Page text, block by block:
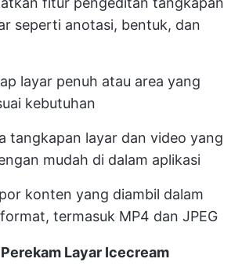
seperti anotasi, bentuk, dan
layar penuh atau area yang
kebutuhan
tangkapan layar dan video yang
mudah di dalam aplikasi
konten yang diambil dalam
termasuk MP4 dan JPEG
Layar Icecream